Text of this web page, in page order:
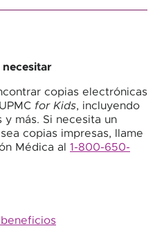
necesitar
copias electrónicas
for Kids, incluyendo
más. Si necesita un
copias impresas, llame
Médica al 1-800-650-